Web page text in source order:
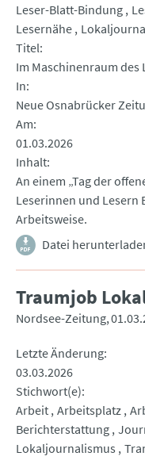
Leser-Blatt-Bindung
Lesernähe
Titel
Im Maschinenraum des
In
Neue Osnabrücker
Am
01.03.2026
Inhalt
An einem „Tag der
Leserinnen und
Arbeitsweise.
Datei
Traumjob
Nordsee-Zeitung
Letzte Änderung
03.03.2026
Stichwort(e)
Arbeit Arbeitsplatz
Berichterstattung
Lokaljournalismus